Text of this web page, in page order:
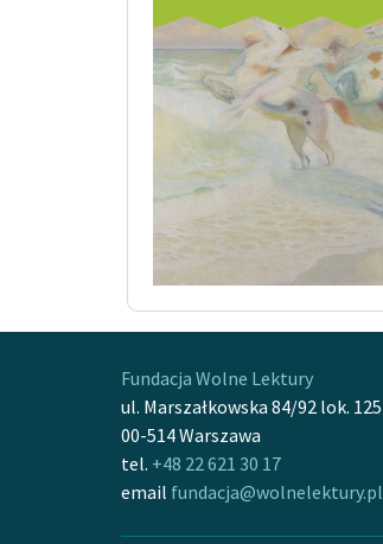
Fundacja Wolne Lektury
ul. Marszałkowska 84/92 lok. 125
00-514 Warszawa
tel. +48 22 621 30 17
email fundacja@wolnelektury.pl